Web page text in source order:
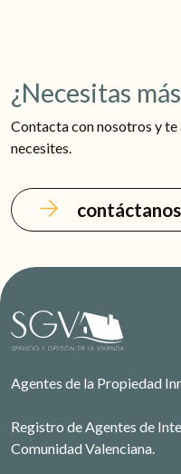
¿Necesitas
Contacta con nosotros y
necesites.
contáctanos
Agentes de la Propiedad
Registro de Agentes de
Comunidad Valenciana.